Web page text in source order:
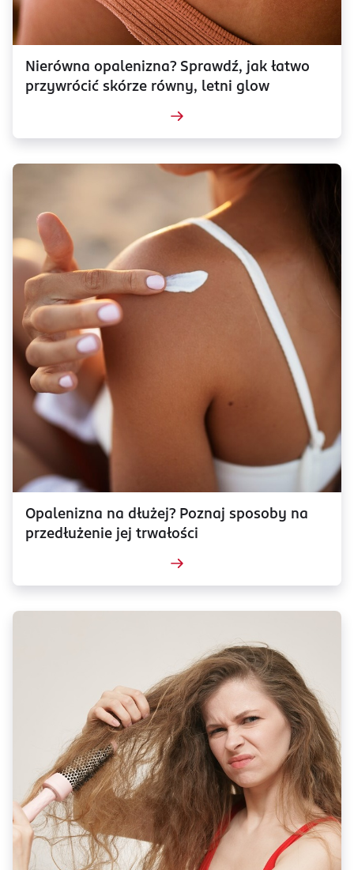
Nierówna opalenizna? Sprawdź, jak łatwo
przywrócić skórze równy, letni glow
Opalenizna na dłużej? Poznaj sposoby na
przedłużenie jej trwałości